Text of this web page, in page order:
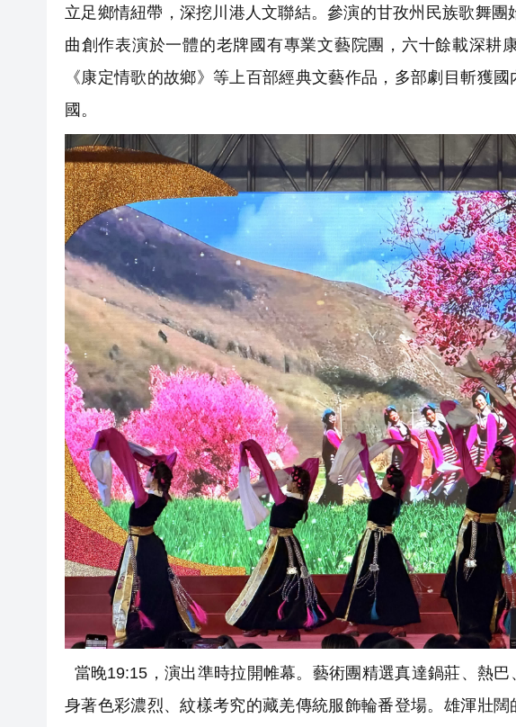
立足鄉情紐帶，深挖川港人文聯結。參演的甘孜州民族歌舞
曲創作表演於一體的老牌國有專業文藝院團，六十餘載深耕
《康定情歌的故鄉》等上百部經典文藝作品，多部劇目斬獲
國。
當晚19:15，演出準時拉開帷幕。藝術團精選真達鍋莊、熱
身著色彩濃烈、紋樣考究的藏羌傳統服飾輪番登場。雄渾壯